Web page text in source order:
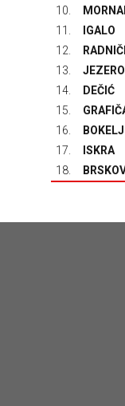
10.
11.
IGALO
12.
13.
JEZERO
14.
DEČIĆ
15.
16.
17.
ISKRA
18.